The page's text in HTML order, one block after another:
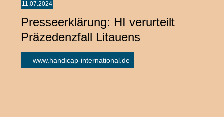
11.07.2024
Presseerklärung: HI verurteilt
Präzedenzfall Litauens
www.handicap-international.de